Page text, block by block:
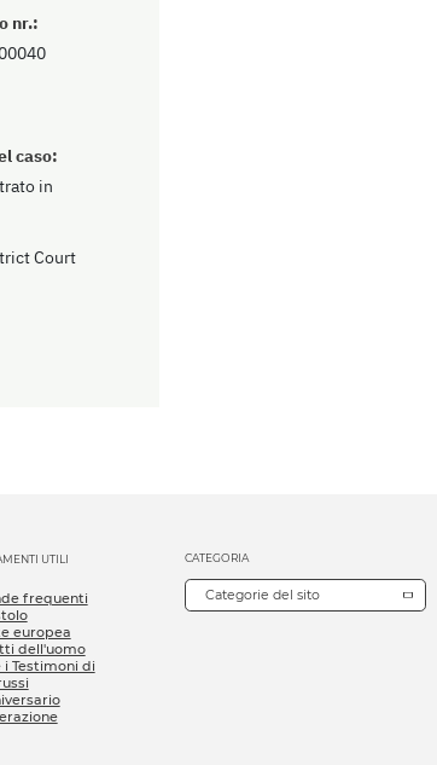
nr.:
caso:
in
Court
UTILI
frequenti
europea
dell'uomo
i Testimoni di
CATEGORIA
Categorie del sito